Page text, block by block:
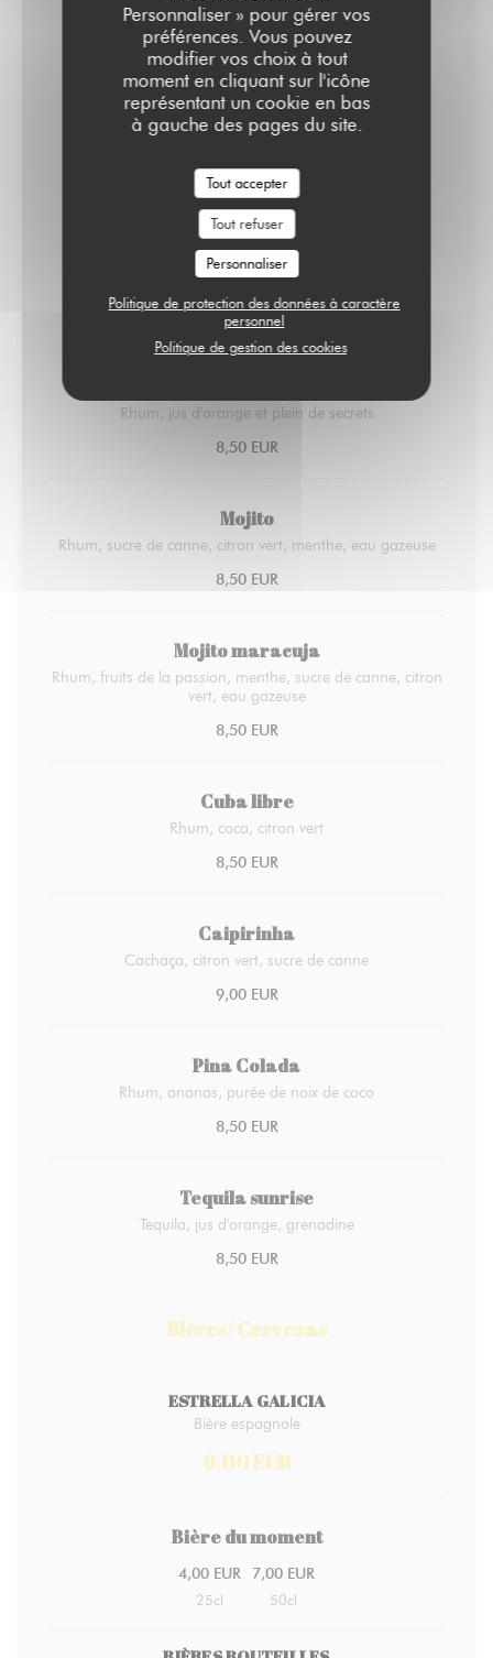
Personnaliser » pour gérer vos
préférences. Vous pouvez
modifier vos choix à tout
moment en cliquant sur l'icône
représentant un cookie en bas
à gauche des pages du site.
Tout accepter
Tout refuser
Personnaliser
Politique de protection des données à caractère
personnel
Politique de gestion des cookies
Vin blanc moelleux andalou
5,00 EUR
Tinto Verano
5,00 EUR
Cocktails
6,50 EUR
Rhum, jus d'orange et plein de secrets
8,50 EUR
Mojito
Rhum, sucre de canne, citron vert, menthe, eau gazeuse
8,50 EUR
Mojito maracuja
Rhum, fruits de la passion, menthe, sucre de canne, citron
vert, eau gazeuse
8,50 EUR
Cuba libre
Rhum, coca, citron vert
8,50 EUR
Caipirinha
Cachaça, citron vert, sucre de canne
9,00 EUR
Pina Colada
Rhum, ananas, purée de noix de coco
8,50 EUR
Tequila sunrise
Tequila, jus d'orange, grenadine
8,50 EUR
Bières/ Cervezas
ESTRELLA GALICIA
Bière espagnole
6,00 EUR
Bière du moment
4,00 EUR
25cl
7,00 EUR
50cl